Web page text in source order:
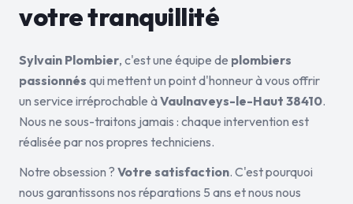
votre tranquillité
Sylvain Plombier, c'est une équipe de plombiers
passionnés qui mettent un point d'honneur à vous offrir
un service irréprochable àVaulnaveys-le-Haut 38410.
Nous ne sous-traitons jamais : chaque intervention est
réalisée par nos propres techniciens.
Notre obsession ? Votre satisfaction. C'est pourquoi
nous garantissons nos réparations 5 ans et nous nous